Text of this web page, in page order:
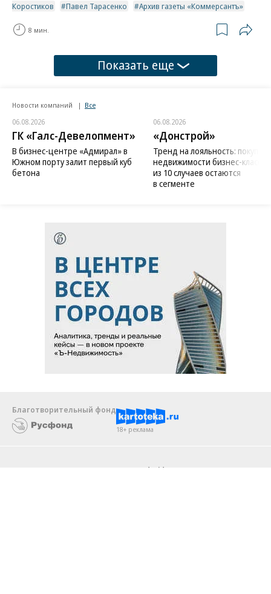
Коростиков
Павел Тарасенко Архив газеты «Коммерсантъ»
8 мин.
Показать еще
Новости компаний Все
06.08.2026
ГК «Галс-Девелопмент»
В бизнес-центре «Адмирал» в
Южном порту залит первый куб
бетона
06.08.2026
«Донстрой»
Тренд на лояльность:
недвижимости бизнес-класса
из 10 случаев остаются
в сегменте
Благотворительный фонд
18+ реклама
Android